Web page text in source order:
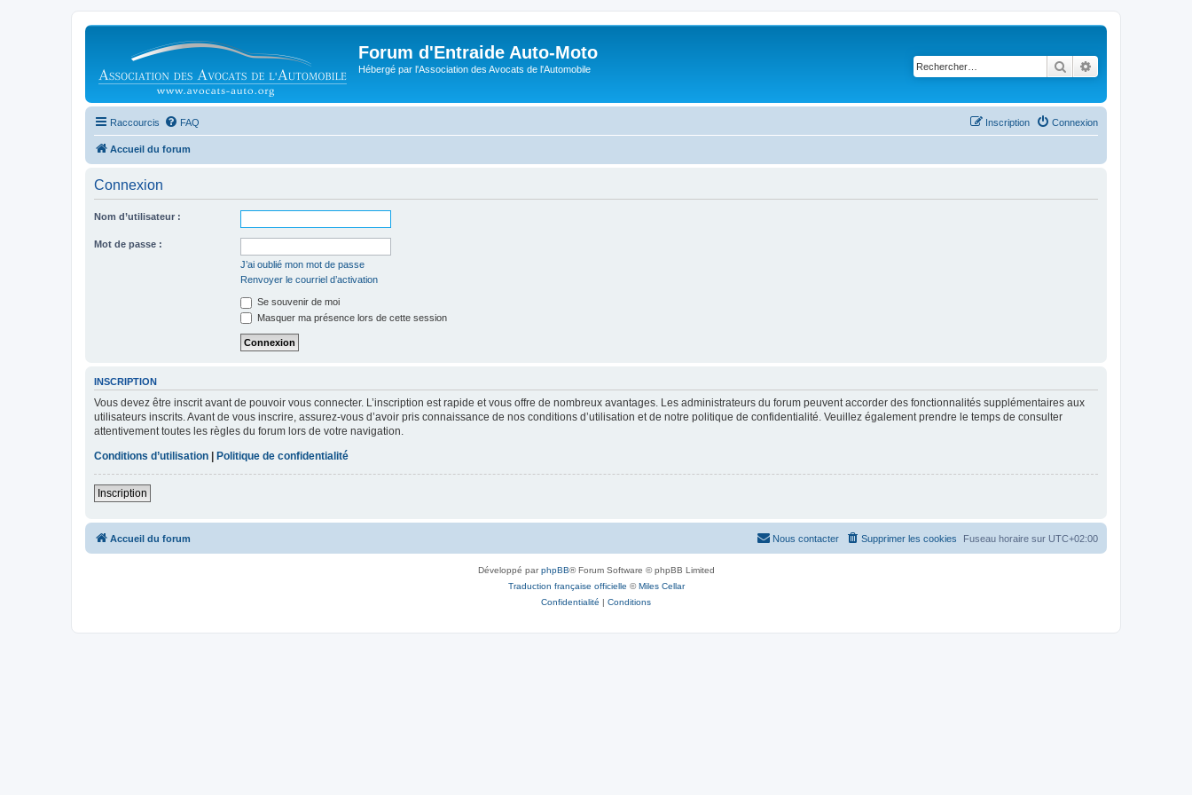
Forum d'Entraide Auto-Moto
Hébergé par l'Association des Avocats de l'Automobile Rechercher
Raccourcis FAQ Connexion
Inscription
Accueil du forum
Connexion
Nom d’utilisateur :
Mot de passe :
J’ai oublié mon mot de passe
Renvoyer le courriel d’activation
Se souvenir de moi
Masquer ma présence lors de cette session
INSCRIPTION
Vous devez être inscrit avant de pouvoir vous connecter. L’inscription est rapide et vous offre de nombreux avantages. Les administrateurs du forum peuvent accorder des fonctionnalités supplémentaires aux
utilisateurs inscrits. Avant de vous inscrire, assurez-vous d’avoir pris connaissance de nos conditions d’utilisation et de notre politique de confidentialité. Veuillez également prendre le temps de consulter
attentivement toutes les règles du forum lors de votre navigation.
Conditions d’utilisation | Politique de confidentialité
Inscription
Accueil du forum Fuseau horaire sur UTC+02:00
Supprimer les cookies
Nous contacter
Développé parphpBB® Forum Software © phpBB Limited
Traduction française officielle ©Miles Cellar
Confidentialité | Conditions